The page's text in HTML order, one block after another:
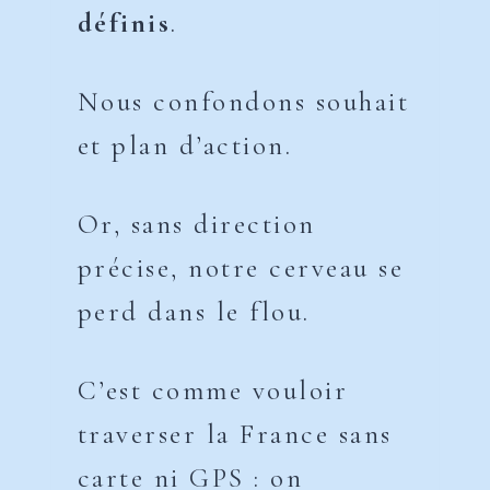
définis.
Nous confondons souhait
et plan d’action.
Or, sans direction
précise, notre cerveau se
perd dans le flou.
C’est comme vouloir
traverser la France sans
carte ni GPS : on